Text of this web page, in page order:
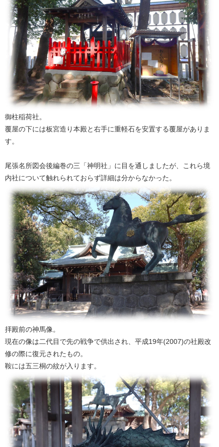
御柱稲荷社。
覆屋の下には板宮造り本殿と右手に重軽石を安置する覆屋がありま
す。
尾張名所図会後編巻の三「神明社」に目を通しましたが、これら境
内社について触れられておらず詳細は分からなかった。
拝殿前の神馬像。
現在の像は二代目で先の戦争で供出され、平成19年(2007)の社殿改
修の際に復元されたもの。
鞍には五三桐の紋が入ります。